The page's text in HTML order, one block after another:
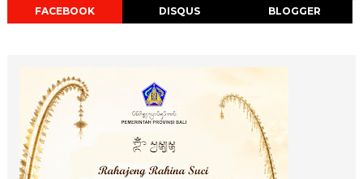
FACEBOOK DISQUS BLOGGER